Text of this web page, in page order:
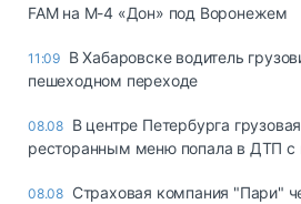
FAM на М-4 «Дон» под Воронежем
11:09 В Хабаровске водитель
пешеходном переходе
08.08 В центре Петербурга
ресторанным меню попала в ДТП с
08.08 Страховая компания "Пари"